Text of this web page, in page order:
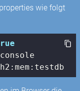
wie folgt
console